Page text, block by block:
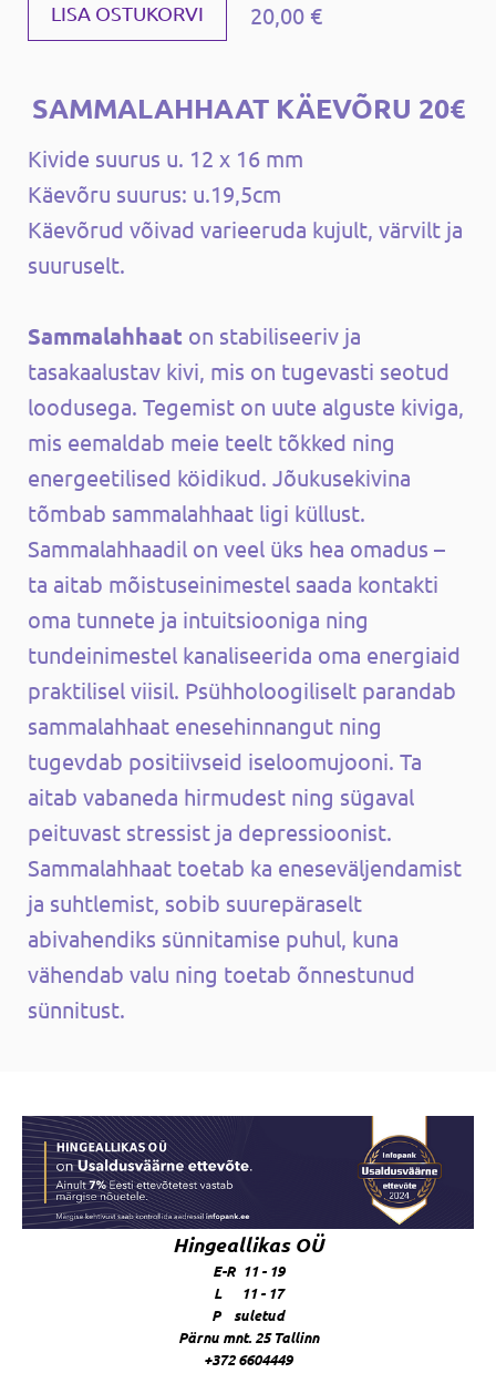
LISA OSTUKORVI 20,00 €
SAMMALAHHAAT KÄEVÕRU 20€
Kivide suurus u. 12 x 16 mm
Käevõru suurus: u.19,5cm
Käevõrud võivad varieeruda kujult, värvilt ja
suuruselt.
Sammalahhaat on stabiliseeriv ja
tasakaalustav kivi, mis on tugevasti seotud
loodusega. Tegemist on uute alguste kiviga,
mis eemaldab meie teelt tõkked ning
energeetilised köidikud. Jõukusekivina
tõmbab sammalahhaat ligi küllust.
Sammalahhaadil on veel üks hea omadus –
ta aitab mõistuseinimestel saada kontakti
oma tunnete ja intuitsiooniga ning
tundeinimestel kanaliseerida oma energiaid
praktilisel viisil. Psühholoogiliselt parandab
sammalahhaat enesehinnangut ning
tugevdab positiivseid iseloomujooni. Ta
aitab vabaneda hirmudest ning sügaval
peituvast stressist ja depressioonist.
Sammalahhaat toetab ka eneseväljendamist
ja suhtlemist, sobib suurepäraselt
abivahendiks sünnitamise puhul, kuna
vähendab valu ning toetab õnnestunud
sünnitust.
Hingeallikas OÜ
E-R 11 - 19
L 11 - 17
P suletud
Pärnu mnt. 25 Tallinn
+372 6604449